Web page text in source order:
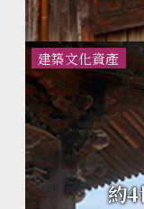
建築文化資產
約4